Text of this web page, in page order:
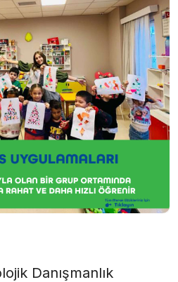
Danışmanlık